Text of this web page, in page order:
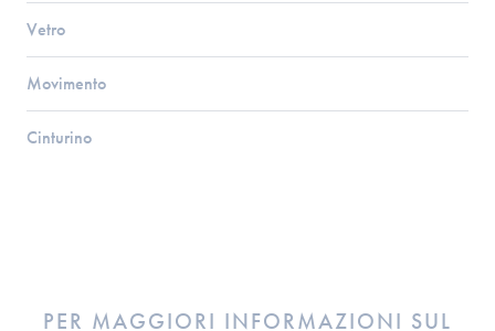
Vetro
Movimento
Cinturino
PER MAGGIORI INFORMAZIONI SUL